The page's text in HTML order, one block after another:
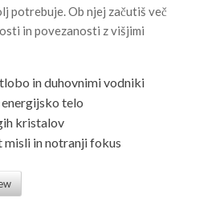
potrebuje. Ob njej začutiš več
in povezanosti z višjimi
in duhovnimi vodniki
telo
kristalov
misli in notranji fokus